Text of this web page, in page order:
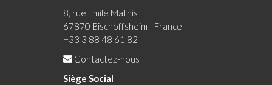
8, rue Emile Mathis
67870 Bischoffsheim - France
+33 3 88 48 61 82
Contactez-nous
Siège Social